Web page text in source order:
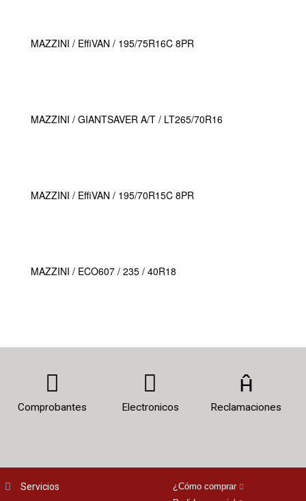
MAZZINI / EffiVAN / 195/75R16C 8PR
MAZZINI / GIANTSAVER A/T / LT265/70R16
MAZZINI / EffiVAN / 195/70R15C 8PR
MAZZINI / ECO607 / 235 / 40R18
Comprobantes Electronicos Reclamaciones
Servicios
¿Cómo comprar